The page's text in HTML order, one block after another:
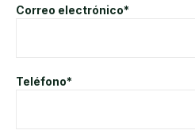
Correo electrónico*
Teléfono*